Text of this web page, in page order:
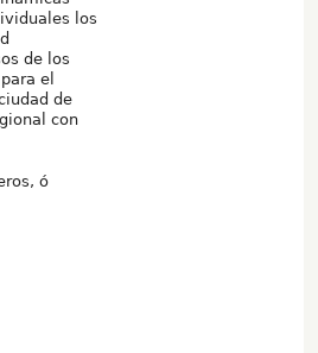
los
de los
el
de
con
ó